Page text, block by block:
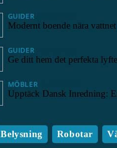
GUIDER
Modernt boende nära
GUIDER
Ge ditt hem det perfekta
MÖBLER
Upptäck Dansk Inredning:
Belysning Robotar